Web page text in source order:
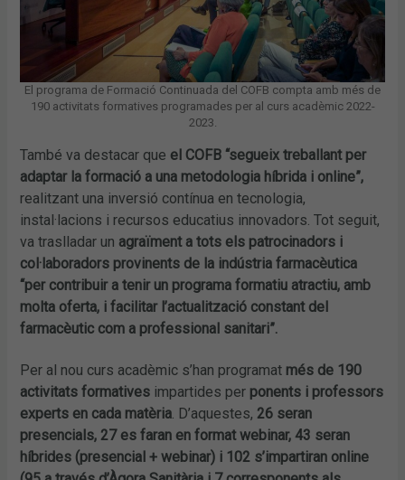
El programa de Formació Continuada del COFB compta amb més de
190 activitats formatives programades per al curs acadèmic 2022-
2023.
També va destacar que el COFB “segueix treballant per
adaptar la formació a una metodologia híbrida i online”,
realitzant una inversió contínua en tecnologia,
instal·lacions i recursos educatius innovadors. Tot seguit,
va traslladar un agraïment a tots els patrocinadors i
col·laboradors provinents de la indústria farmacèutica
“per contribuir a tenir un programa formatiu atractiu, amb
molta oferta, i facilitar l’actualització constant del
farmacèutic com a professional sanitari”.
Per al nou curs acadèmic s’han programat més de 190
activitats formatives impartides per ponents i professors
experts en cada matèria. D’aquestes, 26 seran
presencials, 27 es faran en format webinar, 43 seran
híbrides (presencial + webinar) i 102 s’impartiran online